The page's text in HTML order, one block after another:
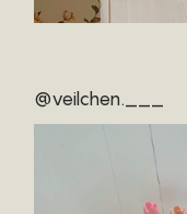
@veilchen.___